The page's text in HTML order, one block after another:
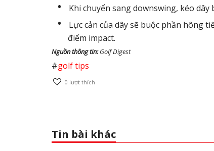
Khi chuyển sang downswing, kéo dây
Lực cản của dây sẽ buộc phần hông
điểm impact.
Nguồn thông tin:Golf Digest
#golf tips
0 lượt thích
Tin bài khác